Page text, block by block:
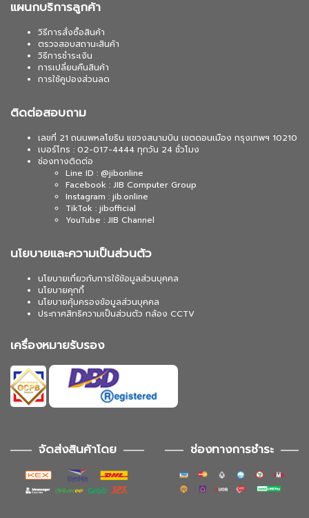
แผนกบริการลูกค้า
วิธีการสั่งซื้อสินค้า
ตรวจสอบสถานะสินค้า
วิธีการชำระเงิน
การเปลี่ยนคืนสินค้า
การใช้คูปองส่วนลด
ติดต่อสอบถาม
เลขที่ 21 ถนนพหลโยธิน แขวงสนามบิน เขตดอนเมือง กรุงเทพฯ 10210
เบอร์โทร : 02-017-4444 ทุกวัน 24 ชั่วโมง
ช่องทางติดต่อ
Line ID : @jibonline
Facebook : JIB Computer Group
Instagram : jib.online
TikTok : jibofficial
YouTube : JIB Channel
นโยบายและความเป็นส่วนตัว
นโยบายเกี่ยวกับการใช้ข้อมูลส่วนบุคคล
นโยบายคุกกี้
นโยบายคุ้มครองข้อมูลส่วนบุคคล
ประกาศสิทธิความเป็นส่วนตัว กล้อง CCTV
เครื่องหมายรับรอง
จัดส่งสินค้าโดย ช่องทางการชำระ